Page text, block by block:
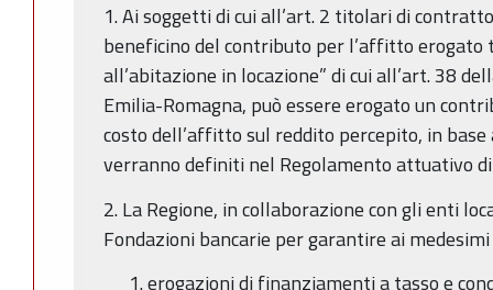
1. Ai soggetti di cui all’art. 2 titolari di
beneficino del contributo per l’affitto erogato
all’abitazione in locazione” di cui all’art. 38
Emilia-Romagna, può essere erogato un
costo dell’affitto sul reddito percepito, in
verranno definiti nel Regolamento attuativo
2. La Regione, in collaborazione con gli enti
Fondazioni bancarie per garantire ai
erogazioni di finanziamenti a tasso e